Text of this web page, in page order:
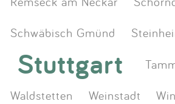
Schwäbisch Gmünd
Stuttgart
Waldstetten
Weinstadt